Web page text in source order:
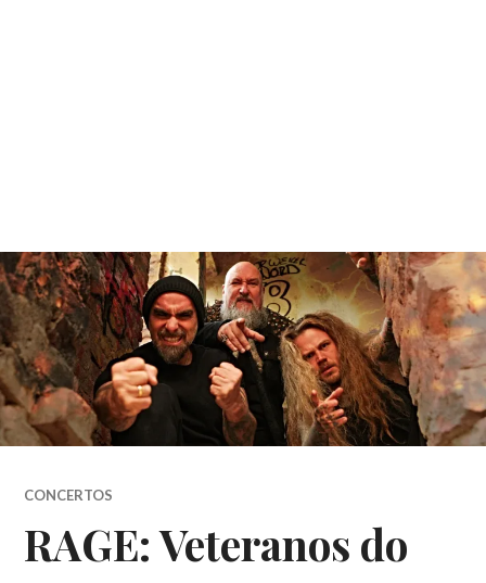
CONCERTOS
RAGE: Veteranos do